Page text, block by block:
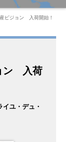
ピジョン 入荷開始！
ン 入荷
イユ・デュ・